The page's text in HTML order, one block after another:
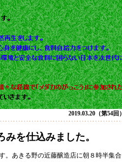
2019.03.20（第54回）
を仕込みました。
。あきる野の近藤醸造店に朝８時半集合